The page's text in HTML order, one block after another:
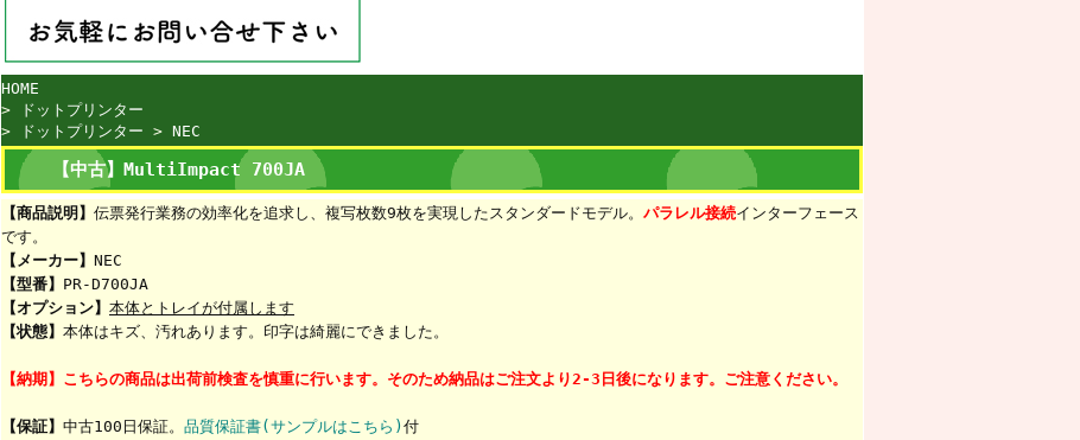
HOME
>
ドットプリンター
>
ドットプリンター > NEC
【中古】MultiImpact 700JA
【商品説明】 伝票発行業務の効率化を追求し、複写枚数9枚を実現したスタンダードモデル。 パラレル接続インターフェース
です。
【メーカー】 NEC
【型番】 PR-D700JA
【オプション】 本体とトレイが付属します
【状態】 本体はキズ、汚れあります。印字は綺麗にできました。
【納期】こちらの商品は出荷前検査を慎重に行います。そのため納品はご注文より2-3日後になります。ご注意ください。
【保証】 中古100日保証。 品質保証書(サンプルはこちら) 付